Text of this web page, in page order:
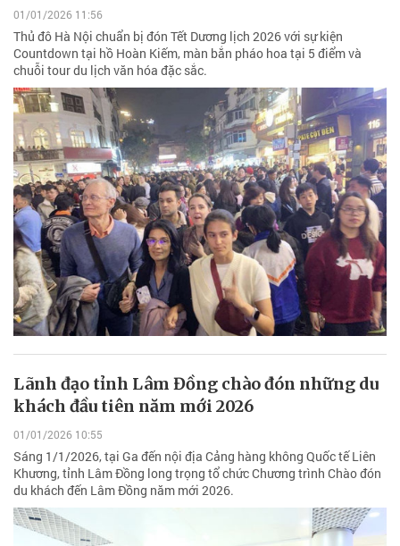
01/01/2026 11:56
Thủ đô Hà Nội chuẩn bị đón Tết Dương lịch 2026 với sự kiện
Countdown tại hồ Hoàn Kiếm, màn bắn pháo hoa tại 5 điểm và
chuỗi tour du lịch văn hóa đặc sắc.
Lãnh đạo tỉnh Lâm Đồng chào đón những du
khách đầu tiên năm mới 2026
01/01/2026 10:55
Sáng 1/1/2026, tại Ga đến nội địa Cảng hàng không Quốc tế Liên
Khương, tỉnh Lâm Đồng long trọng tổ chức Chương trình Chào đón
du khách đến Lâm Đồng năm mới 2026.